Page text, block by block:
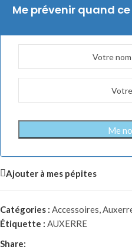
Me prévenir quand
Me
Ajouter à mes pépites
Catégories : Accessoires,
Étiquette : AUXERRE
Share: